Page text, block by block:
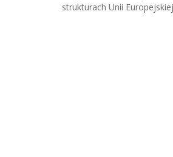
strukturach Unii